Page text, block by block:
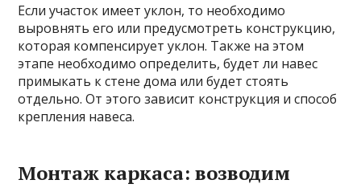
Если участок имеет уклон, то необходимо
выровнять его или предусмотреть конструкцию,
которая компенсирует уклон. Также на этом
этапе необходимо определить, будет ли навес
примыкать к стене дома или будет стоять
отдельно. От этого зависит конструкция и способ
крепления навеса.
Монтаж каркаса: возводим